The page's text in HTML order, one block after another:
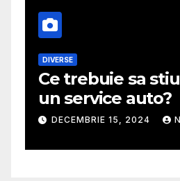
DIVERSE
Ce trebuie sa
un service auto?
DECEMBRIE 15, 2024